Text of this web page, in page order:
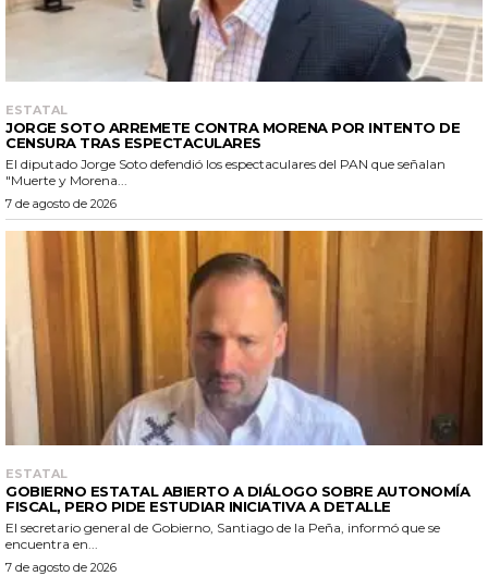
ESTATAL
JORGE SOTO ARREMETE CONTRA MORENA POR INTENTO DE
CENSURA TRAS ESPECTACULARES
El diputado Jorge Soto defendió los espectaculares del PAN que señalan
"Muerte y Morena...
7 de agosto de 2026
ESTATAL
GOBIERNO ESTATAL ABIERTO A DIÁLOGO SOBRE AUTONOMÍA
FISCAL, PERO PIDE ESTUDIAR INICIATIVA A DETALLE
El secretario general de Gobierno, Santiago de la Peña, informó que se
encuentra en...
7 de agosto de 2026